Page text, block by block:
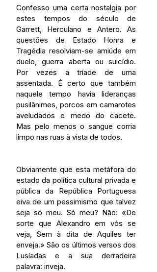
Confesso uma certa nostalgia por
estes tempos do século de
Garrett, Herculano e Antero. As
questões de Estado Honra e
Tragédia resolviam-se amiúde em
duelo, guerra aberta ou suicídio.
Por vezes a tríade de uma
assentada. É certo que também
naquele tempo havia lideranças
pusilânimes, porcos em camarotes
aveludados e medo do cacete.
Mas pelo menos o sangue corria
limpo nas ruas à vista de todos.
Obviamente que esta metáfora do
estado da política cultural privada e
pública da República Portuguesa
eiva de um pessimismo que talvez
seja só meu. Só meu? Não: «De
sorte que Alexandro em vós se
veja, Sem à dita de Aquiles ter
enveja.» São os últimos versos dos
Lusíadas e a sua derradeira
palavra: inveja.